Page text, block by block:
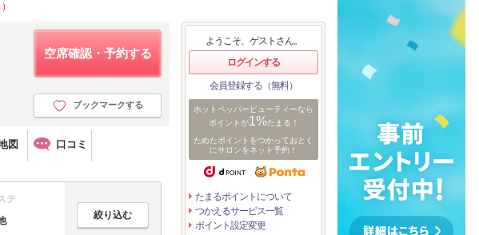
空席確認・予約する
ブックマークする
図 口コミ
テ
ようこそ、ゲストさん。
ログインする
会員登録する（無料）
ホットペッパービューティーなら
ポイントが1%たまる！
ためたポイントをつかっておとく
にサロンをネット予約！
たまるポイントについて
つかえるサービス一覧
ポイント設定変更